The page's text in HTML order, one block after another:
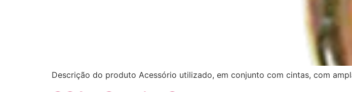
Descrição do produto Acessório utilizado, em conjunto com cintas, com